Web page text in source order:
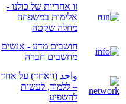
זו אחריות של כולנו -
אלימות במשפחה
מחלה שקטה
חושבים מדע - אנשים
מחשבים חברה
واحد (וואחד) על אחד
– ללמוד, לעשות
להשפיע